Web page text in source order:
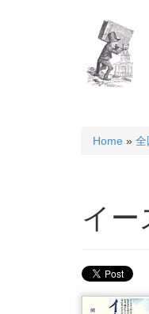
Home » 全
イー